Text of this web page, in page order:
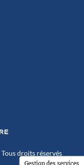
droits réservés
Gestion des services